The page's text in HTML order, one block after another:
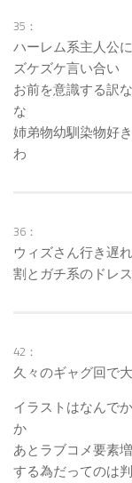
35：
ハーレム系主人公
ズケズケ言い合い
お前を意識する訳
な
姉弟物幼馴染物好
わ
36：
ウィズさん行き遅
割とガチ系のドレ
42：
久々のギャグ回で
イラストはなんで
か
あとラブコメ要素
する為だってのは